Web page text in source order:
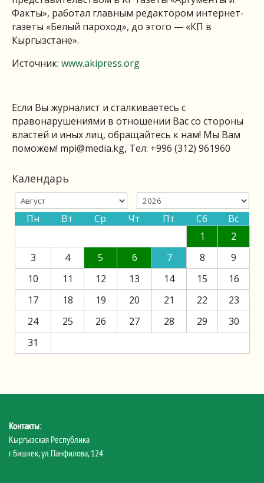
Факты», работал главным редактором интернет-
газеты «Белый пароход», до этого — «КП в
Кыргызстане».
Источник: www.akipress.org
Если Вы журналист и сталкиваетесь с
правонарушениями в отношении Вас со стороны
властей и иных лиц, обращайтесь к нам! Мы Вам
поможем! mpi@media.kg, Тел: +996 (312) 961960
Календарь
Пн Вт Ср Чт Пт Сб
Вс
1
2
3
4 5 6 7 8
9
10
11 12 13 14 15
16
17
18 19 20 21 22
23
24
25 26 27 28 29
30
31
Контакты:
Кыргызская Республика
г.Бишкек, ул.Панфилова, 124